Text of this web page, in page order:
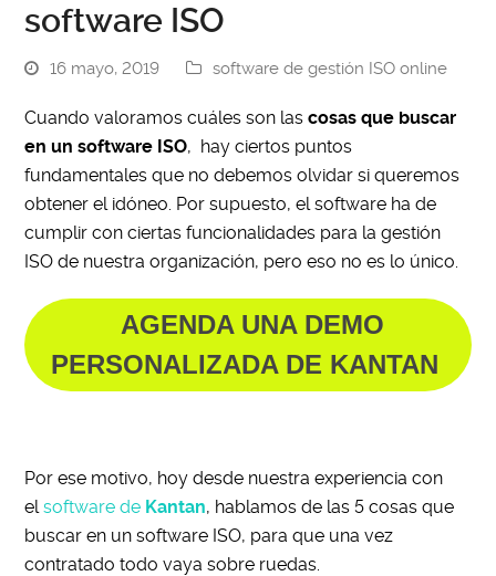
software ISO
16 mayo, 2019 software de gestión ISO online
Cuando valoramos cuáles son las cosas que buscar
en un software ISO, hay ciertos puntos
fundamentales que no debemos olvidar si queremos
obtener el idóneo. Por supuesto, el software ha de
cumplir con ciertas funcionalidades para la gestión
ISO de nuestra organización, pero eso no es lo único.
AGENDA UNA DEMO
PERSONALIZADA DE KANTAN
Por ese motivo, hoy desde nuestra experiencia con
elsoftware de Kantan, hablamos de las 5 cosas que
buscar en un software ISO, para que una vez
contratado todo vaya sobre ruedas.